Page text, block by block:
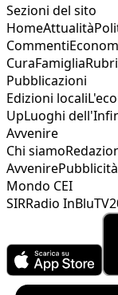
Sezioni del sito
HomeAttualità
Commenti
CuraFamiglia
Pubblicazioni
Edizioni locali
UpLuoghi
Avvenire
Chi siamo
AvvenirePubblicità
Mondo CEI
SIRRadio InBlu